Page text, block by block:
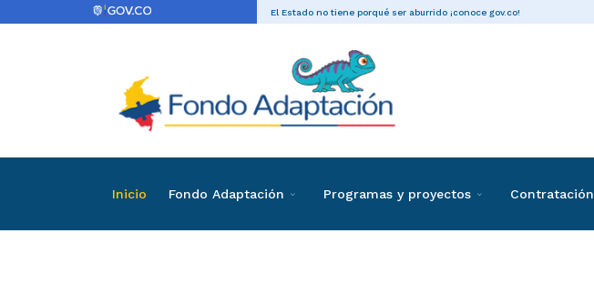
El Estado no tiene porqué ser aburrido ¡conoce gov.co!
Inicio Fondo Adaptación Programas y proyectos Contratación
Convenios